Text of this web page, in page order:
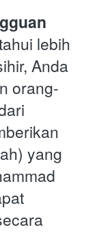
lebih
Anda
orang-
yang